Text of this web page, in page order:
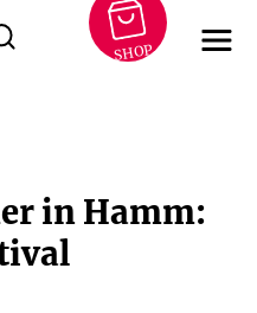
SHOP
in Hamm: